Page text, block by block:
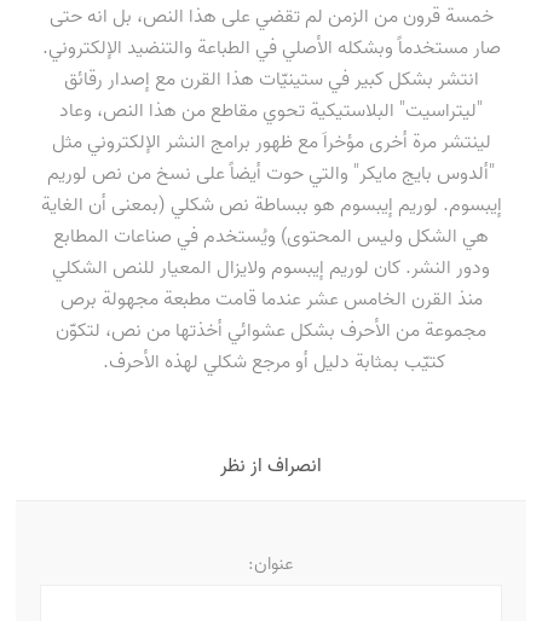
خمسة قرون من الزمن لم تقضي على هذا النص، بل انه حتى
صار مستخدماً وبشكله الأصلي في الطباعة والتنضيد الإلكتروني.
انتشر بشكل كبير في ستينيّات هذا القرن مع إصدار رقائق
"ليتراسيت" البلاستيكية تحوي مقاطع من هذا النص، وعاد
لينتشر مرة أخرى مؤخراَ مع ظهور برامج النشر الإلكتروني مثل
"ألدوس بايج مايكر" والتي حوت أيضاً على نسخ من نص لوريم
إيبسوم. لوريم إيبسوم هو ببساطة نص شكلي (بمعنى أن الغاية
هي الشكل وليس المحتوى) ويُستخدم في صناعات المطابع
ودور النشر. كان لوريم إيبسوم ولايزال المعيار للنص الشكلي
منذ القرن الخامس عشر عندما قامت مطبعة مجهولة برص
مجموعة من الأحرف بشكل عشوائي أخذتها من نص، لتكوّن
كتيّب بمثابة دليل أو مرجع شكلي لهذه الأحرف.
انصراف از نظر
عنوان: